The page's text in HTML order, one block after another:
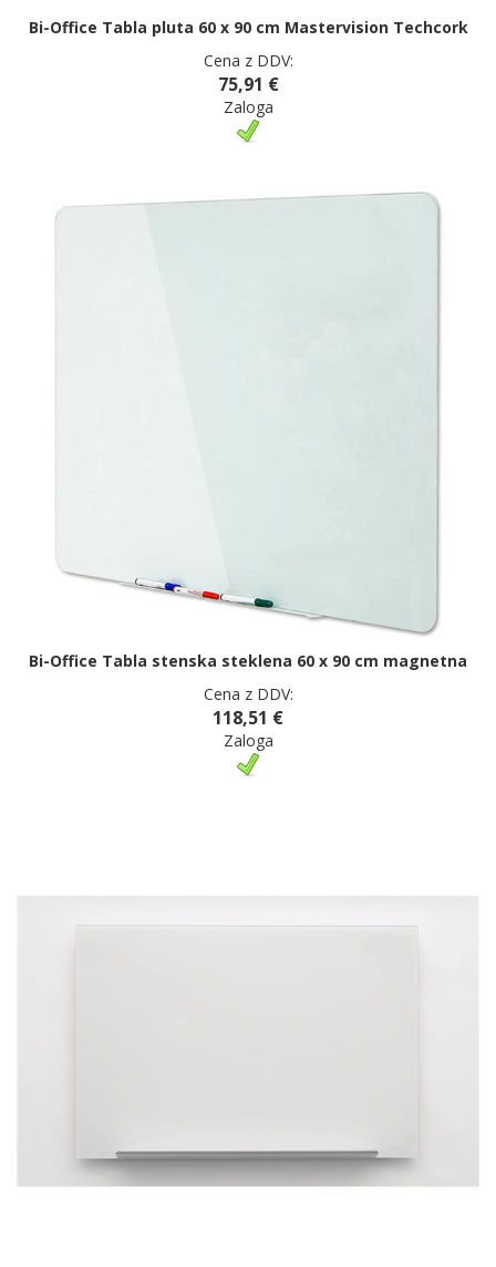
Bi-Office Tabla pluta 60 x 90 cm Mastervision Techcork
Cena z DDV:
75,91 €
Zaloga
Bi-Office Tabla stenska steklena 60 x 90 cm magnetna
Cena z DDV:
118,51 €
Zaloga